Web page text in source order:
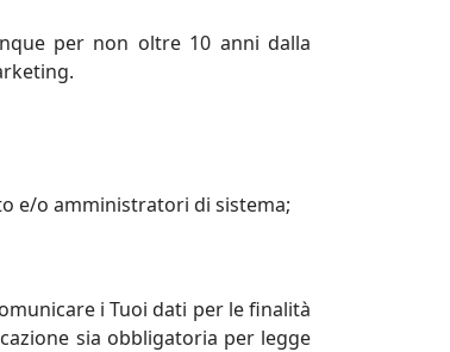
per non oltre 10 anni dalla
e/o amministratori di sistema;
i Tuoi dati per le finalità
sia obbligatoria per legge